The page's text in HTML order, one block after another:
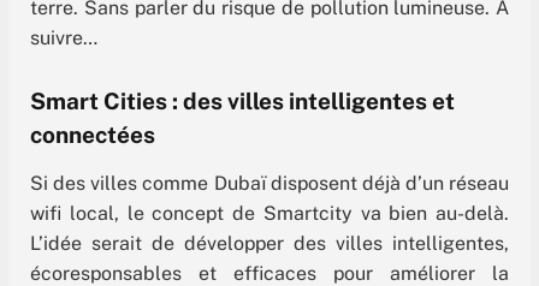
terre. Sans parler du risque de pollution lumineuse. À
suivre…
Smart Cities : des villes intelligentes et
connectées
Si des villes comme Dubaï disposent déjà d’un réseau
wifi local, le concept de Smartcity va bien au-delà.
L’idée serait de développer des villes intelligentes,
écoresponsables et efficaces pour améliorer la